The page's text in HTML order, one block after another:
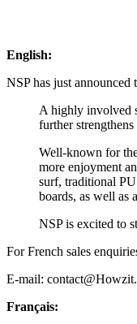
English:
NSP has just
A highly involved
further
Well-known for
more enjoyment
surf, traditional
boards, as well as
NSP is excited to
For French sales
E-mail:
Français: